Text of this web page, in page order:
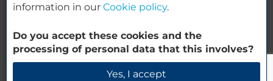
NH Collection Barcelona Constanza
Verificar disponibilidad
© 2000-2026 MINOR HOTELS EUROPE & AMERICAS Santa Engracia,
120. 28003 Madrid, España
information in our Cookie policy.
Do you accept these cookies and the
processing of personal data that this involves?
Yes, I accept